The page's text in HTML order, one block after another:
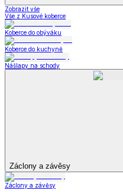
Zobrazit vše
Vše z Kusové koberce
Koberce do obýváku
Koberce do kuchyně
Nášlapy na schody
Záclony a závěsy
Záclony a závěsy